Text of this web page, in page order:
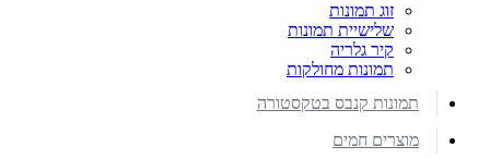
זוג תמונות
שלישיית תמונות
קיר גלריה
תמונות מחולקות
תמונות קנבס בטקסטורה
מוצרים חמים